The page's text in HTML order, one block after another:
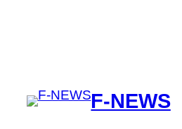
F-NEWS